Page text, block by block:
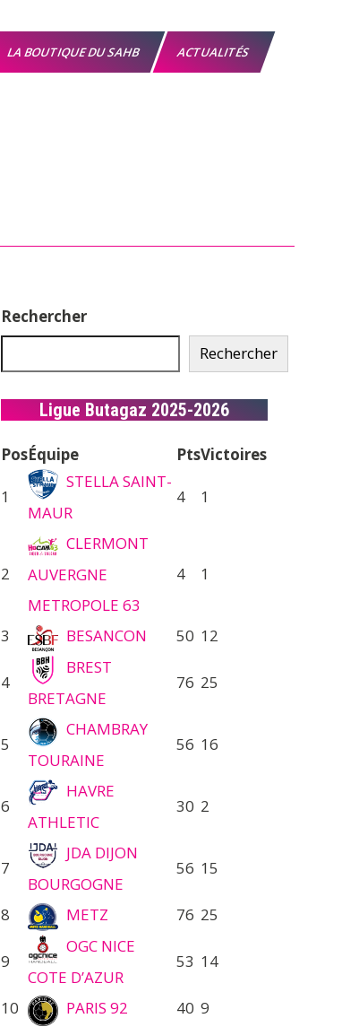
LA BOUTIQUE DU SAHB ACTUALITÉS
Rechercher
Rechercher
Ligue Butagaz 2025-2026
PosÉquipe PtsVictoires
1
STELLA SAINT-
MAUR
4 1
2
CLERMONT
AUVERGNE
METROPOLE 63
4 1
3 BESANCON 50 12
4
BREST
BRETAGNE
76 25
5
CHAMBRAY
TOURAINE
56 16
6
HAVRE
ATHLETIC
30 2
7
JDA DIJON
BOURGOGNE
56 15
8 METZ 76 25
9
OGC NICE
COTE D’AZUR
53 14
10 PARIS 92 40 9